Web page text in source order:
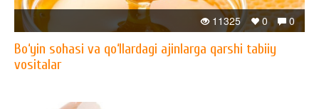
0
0
11325
Bo‘yin sohasi va qo‘llardagi ajinlarga qarshi tabiiy
vositalar